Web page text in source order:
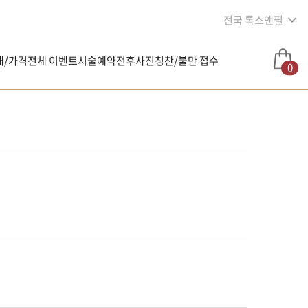
전국 톡스앤필
/가격전체 이벤트시술예약전후사진칭찬/불만 접수 0